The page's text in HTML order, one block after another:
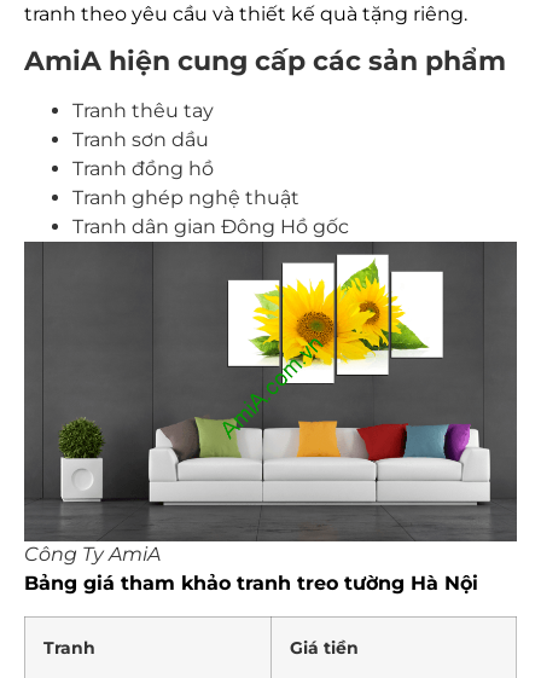
tranh theo yêu cầu và thiết kế quà tặng riêng.
AmiA hiện cung cấp các sản phẩm
Tranh thêu tay
Tranh sơn dầu
Tranh đồng hồ
Tranh ghép nghệ thuật
Tranh dân gian Đông Hồ gốc
Công Ty AmiA
Bảng giá tham khảo tranh treo tường Hà Nội
Tranh Giá tiền